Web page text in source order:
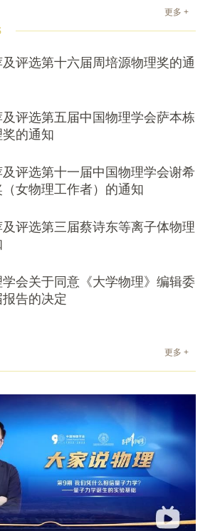
更多 +
评选第十六届周培源物理奖的通
评选第五届中国物理学会萨本栋
的通知
评选第十一届中国物理学会谢希
女物理工作者）的通知
评选第三届蔡诗东等离子体物理
会关于同意《大学物理》编辑委
报告的决定
更多 +